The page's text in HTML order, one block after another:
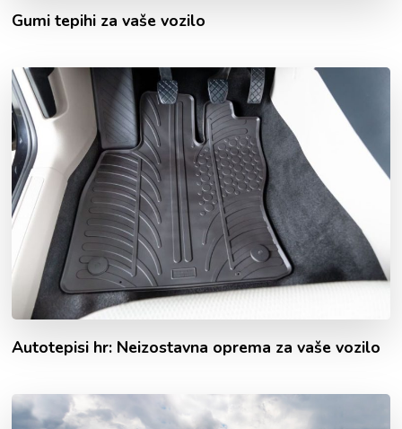
Gumi tepihi za vaše vozilo
Autotepisi hr: Neizostavna oprema za vaše vozilo